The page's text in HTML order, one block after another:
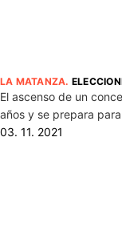
LA MATANZA.
El ascenso de un
años y se prepara
03. 11. 2021